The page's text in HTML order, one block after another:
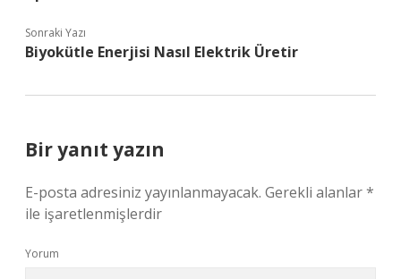
Sonraki Yazı
Biyokütle Enerjisi Nasıl Elektrik Üretir
Bir yanıt yazın
E-posta adresiniz yayınlanmayacak. Gerekli alanlar*
ile işaretlenmişlerdir
Yorum